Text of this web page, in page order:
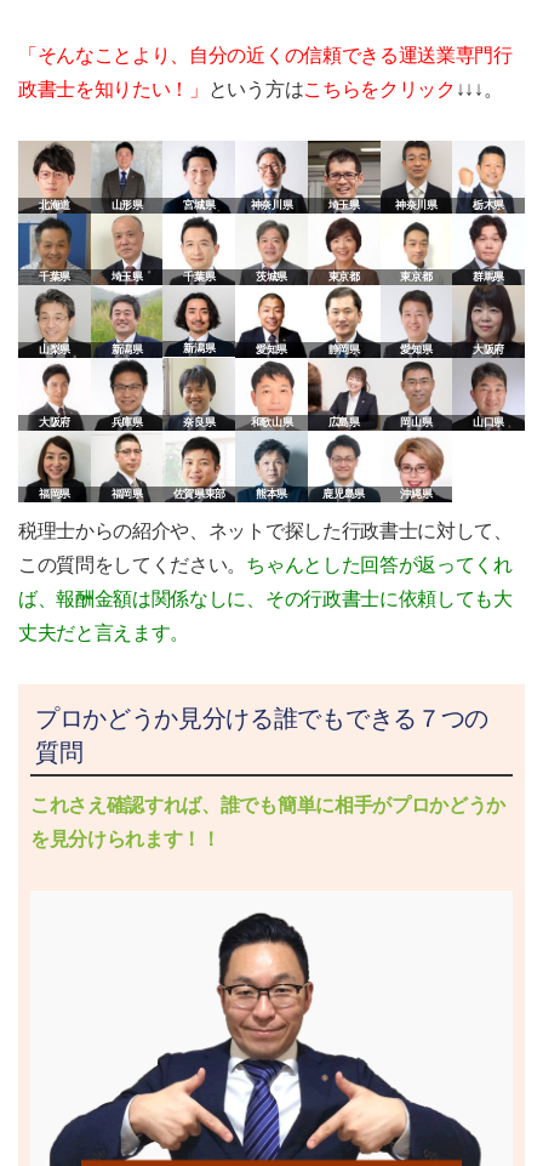
「そんなことより、自分の近くの信頼できる運送業専門行
政書士を知りたい！」
という方はこちらをクリック ↓↓↓。
北海道 山形県 宮城県 神奈川県 埼玉県 神奈川県 栃木県
千葉県 埼玉県 千葉県 茨城県 東京都 東京都 群馬県
山梨県 新潟県 新潟県 愛知県 静岡県 愛知県 大阪府
大阪府 兵庫県 奈良県 和歌山県 広島県 岡山県 山口県
福岡県 福岡県 佐賀県東部 熊本県 鹿児島県 沖縄県
税理士からの紹介や、ネットで探した行政書士に対して、
この質問をしてください。 ちゃんとした回答が返ってくれ
ば、報酬金額は関係なしに、その行政書士に依頼しても大
丈夫だと言えます。
プロかどうか見分ける誰でもできる７つの
質問
これさえ確認すれば、誰でも簡単に相手がプロかどうか
を見分けられます！！